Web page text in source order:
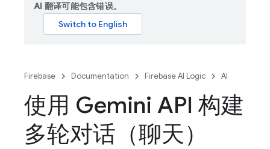
AI 翻译可能包含错误。
Firebase Documentation Firebase AI Logic AI
使用 Gemini API 构建
多轮对话（聊天）